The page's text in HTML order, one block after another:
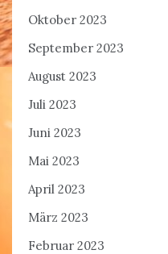
Oktober 2023
September 2023
August 2023
Juli 2023
Juni 2023
Mai 2023
April 2023
März 2023
Februar 2023